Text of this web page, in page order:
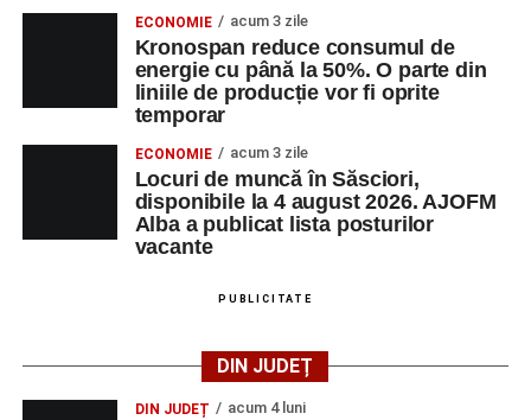
ECONOMIE acum 3 zile
Kronospan reduce consumul de
energie cu până la 50%. O parte din
liniile de producție vor fi oprite
temporar
ECONOMIE acum 3 zile
Locuri de muncă în Săsciori,
disponibile la 4 august 2026. AJOFM
Alba a publicat lista posturilor
vacante
PUBLICITATE
DIN JUDEȚ
DIN JUDEȚ acum 4 luni